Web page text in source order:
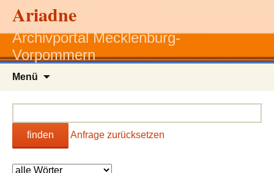
Ariadne
Archivportal Mecklenburg-
Vorpommern
Menü
finden Anfrage zurücksetzen